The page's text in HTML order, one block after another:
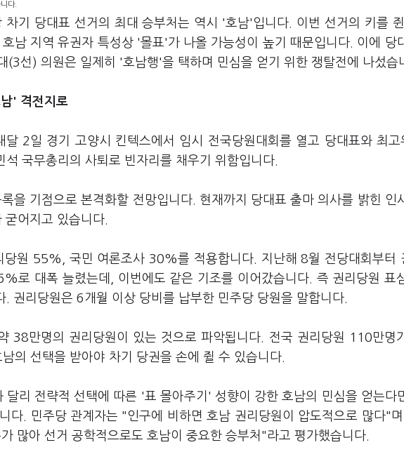
다.
차기 당대표 선거의 최대 승부처는 역시 '호남'입니다. 이번 선거의 키를
남 지역 유권자 특성상 '몰표'가 나올 가능성이 높기 때문입니다. 이에 당
(3선) 의원은 일제히 '호남행'을 택하며 민심을 얻기 위한 쟁탈전에 나섰습
' 격전지로
2일 경기 고양시 킨텍스에서 임시 전국당원대회를 열고 당대표와 최고
국무총리의 사퇴로 빈자리를 채우기 위함입니다.
을 기점으로 본격화할 전망입니다. 현재까지 당대표 출마 의사를 밝힌 인
어지고 있습니다.
원 55%, 국민 여론조사 30%를 적용합니다. 지난해 8월 전당대회부터
로 대폭 늘렸는데, 이번에도 같은 기조를 이어갔습니다. 즉 권리당원 표
권리당원은 6개월 이상 당비를 납부한 민주당 당원을 말합니다.
38만명의 권리당원이 있는 것으로 파악됩니다. 전국 권리당원 110만명
의 선택을 받아야 차기 당권을 손에 쥘 수 있습니다.
달리 전략적 선택에 따른 '표 몰아주기' 성향이 강한 호남의 민심을 얻는다
다. 민주당 관계자는 "인구에 비하면 호남 권리당원이 압도적으로 많다"
많아 선거 공학적으로도 호남이 중요한 승부처"라고 평가했습니다.